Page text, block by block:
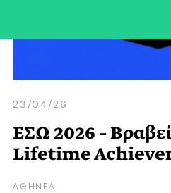
23/04/26
ΕΣΩ 2026 –
Lifetime
ΑΘΗΝΕΑ